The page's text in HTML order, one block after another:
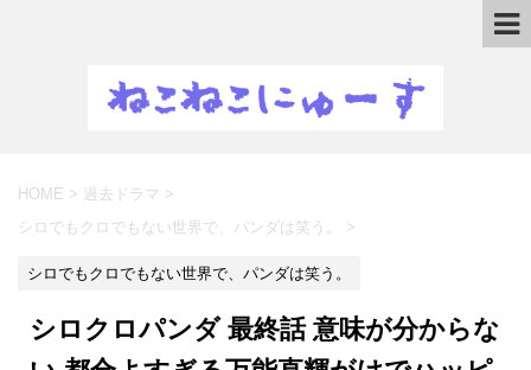
HOME > 過去ドラマ >
シロでもクロでもない世界で、パンダは笑う。
>
シロでもクロでもない世界で、パンダは笑う。
シロクロパンダ 最終話 意味が分からな